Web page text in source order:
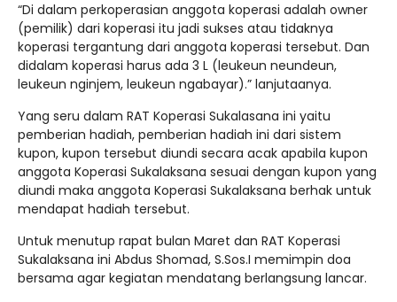
“Di dalam perkoperasian anggota koperasi adalah owner
(pemilik) dari koperasi itu jadi sukses atau tidaknya
koperasi tergantung dari anggota koperasi tersebut. Dan
didalam koperasi harus ada 3 L (leukeun neundeun,
leukeun nginjem, leukeun ngabayar).” lanjutaanya.
Yang seru dalam RAT Koperasi Sukalasana ini yaitu
pemberian hadiah, pemberian hadiah ini dari sistem
kupon, kupon tersebut diundi secara acak apabila kupon
anggota Koperasi Sukalaksana sesuai dengan kupon yang
diundi maka anggota Koperasi Sukalaksana berhak untuk
mendapat hadiah tersebut.
Untuk menutup rapat bulan Maret dan RAT Koperasi
Sukalaksana ini Abdus Shomad, S.Sos.I memimpin doa
bersama agar kegiatan mendatang berlangsung lancar.